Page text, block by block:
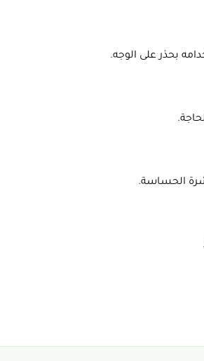
بحذر على الوجه.
الحساسة.